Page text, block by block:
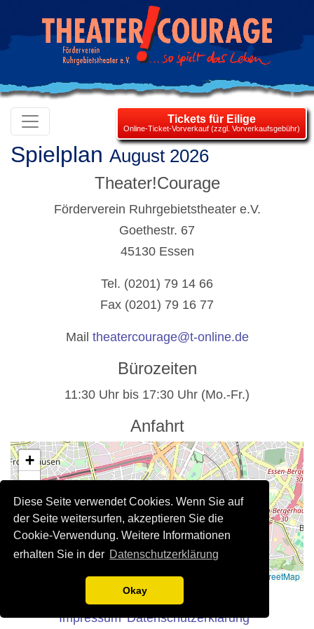
Diese Seite verwendet Cookies. Wenn Sie auf
der Seite weitersurfen, akzeptieren Sie die
Cookie-Verwendung. Weitere Informationen
erhalten Sie in der Datenschutzerklärung
Okay
Tickets für Eilige
Online-Ticket-Vorverkauf (zzgl. Vorverkaufsgebühr)
Spielplan August 2026
Theater!Courage
Förderverein Ruhrgebietstheater e.V.
Goethestr. 67
45130 Essen
Tel. (0201) 79 14 66
Fax (0201) 79 16 77
Mail theatercourage@t-online.de
Bürozeiten
11:30 Uhr bis 17:30 Uhr (Mo.-Fr.)
Anfahrt
+
−
OpenStreetMap
Rechtliche Hinweise
Impressum Datenschutzerklärung